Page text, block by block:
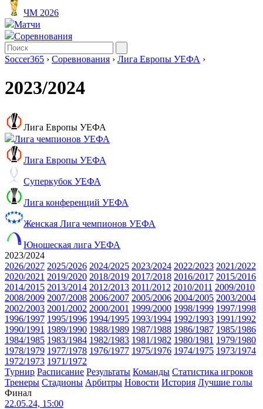
ЧМ 2026
Матчи
Соревнования
Soccer365 › Соревнования › Лига Европы УЕФА ›
2023/2024
Лига Европы УЕФА
Лига чемпионов УЕФА
Лига Европы УЕФА
Суперкубок УЕФА
Лига конференций УЕФА
Женская Лига чемпионов УЕФА
Юношеская лига УЕФА
2023/2024
2026/2027 2025/2026 2024/2025 2023/2024 2022/2023 2021/2022
2020/2021 2019/2020 2018/2019 2017/2018 2016/2017 2015/2016
2014/2015 2013/2014 2012/2013 2011/2012 2010/2011 2009/2010
2008/2009 2007/2008 2006/2007 2005/2006 2004/2005 2003/2004
2002/2003 2001/2002 2000/2001 1999/2000 1998/1999 1997/1998
1996/1997 1995/1996 1994/1995 1993/1994 1992/1993 1991/1992
1990/1991 1989/1990 1988/1989 1987/1988 1986/1987 1985/1986
1984/1985 1983/1984 1982/1983 1981/1982 1980/1981 1979/1980
1978/1979 1977/1978 1976/1977 1975/1976 1974/1975 1973/1974
1972/1973 1971/1972
Турнир Расписание Результаты Команды Статистика игроков
Тренеры Стадионы Арбитры Новости История Лучшие голы
Финал
22.05.24, 15:00